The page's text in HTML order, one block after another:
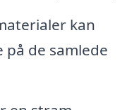
kan
de samlede